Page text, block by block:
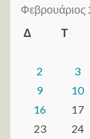
Φεβρουάριος
Δ
Τ
2
3
9
10
16
17
23
24